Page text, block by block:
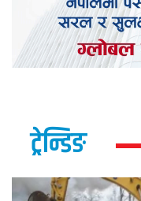
ट्रेन्डिङ